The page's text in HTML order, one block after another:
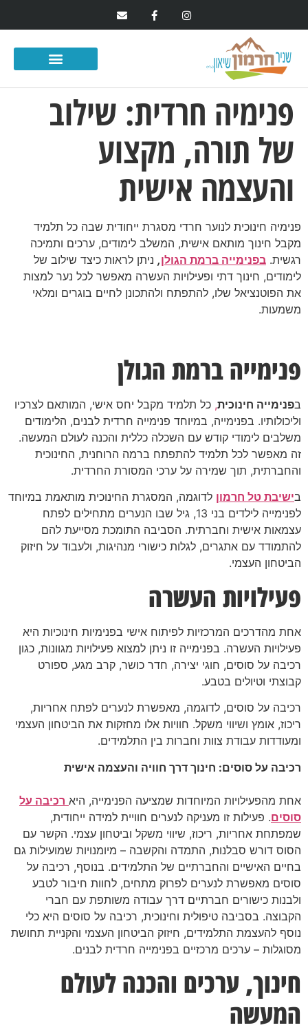
פנימיה חרדית: שילוב
של תורה, מקצוע
והעצמה אישית
פנימיה חינוכית לנוער חרדי מסגרת ייחודית שבה כל תלמיד
מקבל חינוך מותאם אישית, המשלב לימודים, ערכים ותמיכה
רגשית. בפנימייה ברמת הגולן, ניתן לראות כיצד שילוב של
לימודים, חינוך דתי ופעילויות העשרה מאפשר לכל נער למצות
את הפוטנציאל שלו, להתפתח ולהתכונן לחיים בוגרים ומלאי
משמעות.
פנימייה ברמת הגולן
בפנימייה חינוכית, כל תלמיד מקבל יחס אישי, המותאם לצרכיו
וליכולותיו. בפנימייה, במיוחד פנימייה חרדית לבנים, הלימודים
משלבים לימודי קודש עם השכלה כללית והכנה לעולם המעשה.
זה מאפשר לכל תלמיד להתפתח ברמה הרוחנית, החינוכית
והחברתית, תוך שמירה על ערכי המסורת החרדית.
בישיבת טל חרמון לדוגמה, המסגרת החינוכית מותאמת במיוחד
לפנימייה לילדים בני 13, גיל שבו הנערים מתחילים לפתח
עצמאות אישית וחברתית. הסביבה התומכת מסייעת להם
להתמודד עם אתגרים, לגלות כישורי מנהיגות, ולעבוד על חיזוק
הביטחון העצמי.
פעילויות העשרה
אחת מהדרכים המרכזיות לפיתוח אישי בפנימיות חינוכיות היא
פעילויות העשרה. בפנימייה זו ניתן למצוא פעילויות מגוונות, כגון
רכיבה על סוסים, חוגי יצירה, חדר כושר, קרב מגע, ספורט
קבוצתי וטיולים בטבע.
רכיבה על סוסים, לדוגמה, מאפשרת לנערים לפתח אחריות,
ריכוז, אומץ ושיווי משקל. חוויות אלו מחזקות את הביטחון העצמי
ומעודדות עבודת צוות וחברות בין התלמידים.
רכיבה על סוסים: חינוך דרך חוויה והעצמה אישית
אחת מהפעילויות המיוחדות שמציעה הפנימייה, היא רכיבה על
סוסים. פעילות זו מעניקה לנערים חוויית למידה ייחודית,
שמפתחת אחריות, ריכוז, שיווי משקל וביטחון עצמי. הקשר עם
הסוס דורש סבלנות, התמדה והקשבה – מיומנויות שמועילות גם
בחיים האישיים והחברתיים של התלמידים. בנוסף, רכיבה על
סוסים מאפשרת לנערים לפרוק מתחים, לחוות חיבור לטבע
ולבנות כישורים חברתיים דרך עבודה משותפת עם חברי
הקבוצה. בסביבה טיפולית וחינוכית, רכיבה על סוסים היא כלי
נוסף להעצמת התלמידים, חיזוק הביטחון העצמי והקניית תחושת
מסוגלות – ערכים מרכזיים בפנימייה חרדית לבנים.
חינוך, ערכים והכנה לעולם
המעשה